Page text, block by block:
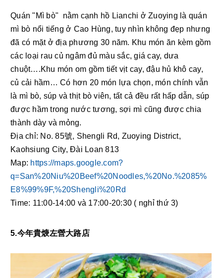
Quán "Mì bò"  nằm cạnh hồ Lianchi ở Zuoying là quán
mì bò nổi tiếng ở Cao Hùng, tuy nhìn không đẹp nhưng
đã có mặt ở địa phương 30 năm. Khu món ăn kèm gồm
các loại rau củ ngâm đủ màu sắc, giá cay, dưa
chuột….Khu món om gồm tiết vịt cay, đậu hủ khô cay,
củ cải hầm… Có hơn 20 món lựa chọn, món chính vẫn
là mì bò, súp và thịt bò viên, tất cả đều rất hấp dẫn, súp
được hầm trong nước tương, sợi mì cũng được chia
thành dày và mỏng.
Địa chỉ: No. 85號, Shengli Rd, Zuoying District,
Kaohsiung City, Đài Loan 813
Map: https://maps.google.com?
q=San%20Niu%20Beef%20Noodles,%20No.%2085%
E8%99%9F,%20Shengli%20Rd
Time: 11:00-14:00 và 17:00-20:30 ( nghỉ thứ 3)
5.今年貴焿左營大路店